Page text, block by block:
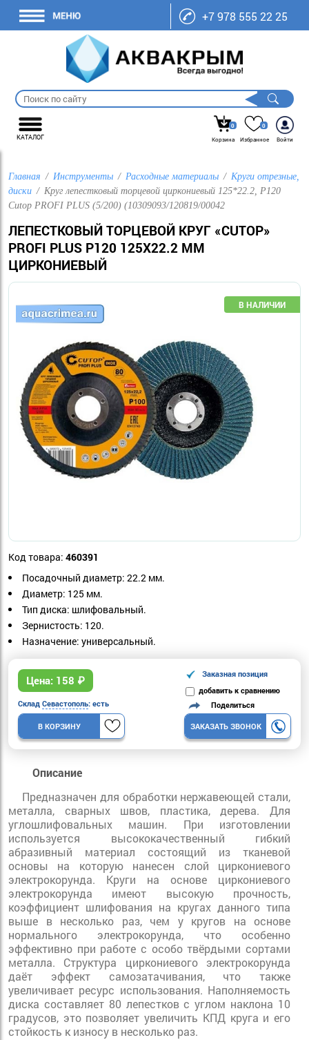
+7 978 555 22 25
КАТАЛОГ
0
Корзина
0
Избранное
Войти
Главная Инструменты Расходные материалы
Круги отрезные,
диски
Круг лепестковый торцевой циркониевый 125*22.2, P120
Cutop PROFI PLUS (5/200) (10309093/120819/00042
ЛЕПЕСТКОВЫЙ ТОРЦЕВОЙ КРУГ «CUTOP»
PROFI PLUS P120 125Х22.2 ММ
ЦИРКОНИЕВЫЙ
Код товара: 460391
Посадочный диаметр: 22.2 мм.
Диаметр: 125 мм.
Тип диска: шлифовальный.
Зернистость: 120.
Назначение: универсальный.
Цена: 158 ₽
Заказная позиция
добавить к сравнению
Склад Севастополь: есть
В КОРЗИНУ
Поделиться
ЗАКАЗАТЬ ЗВОНОК
Описание
Предназначен для обработки нержавеющей стали,
металла, сварных швов, пластика, дерева. Для
углошлифовальных машин. При изготовлении
используется высококачественный гибкий
абразивный материал состоящий из тканевой
основы на которую нанесен слой циркониевого
электрокорунда. Круги на основе циркониевого
электрокорунда имеют высокую прочность,
коэффициент шлифования на кругах данного типа
выше в несколько раз, чем у кругов на основе
нормального электрокорунда, что особенно
эффективно при работе с особо твёрдыми сортами
металла. Структура циркониевого электрокорунда
даёт эффект самозатачивания, что также
увеличивает ресурс использования. Наполняемость
диска составляет 80 лепестков с углом наклона 10
градусов, это позволяет увеличить КПД круга и его
стойкость к износу в несколько раз.